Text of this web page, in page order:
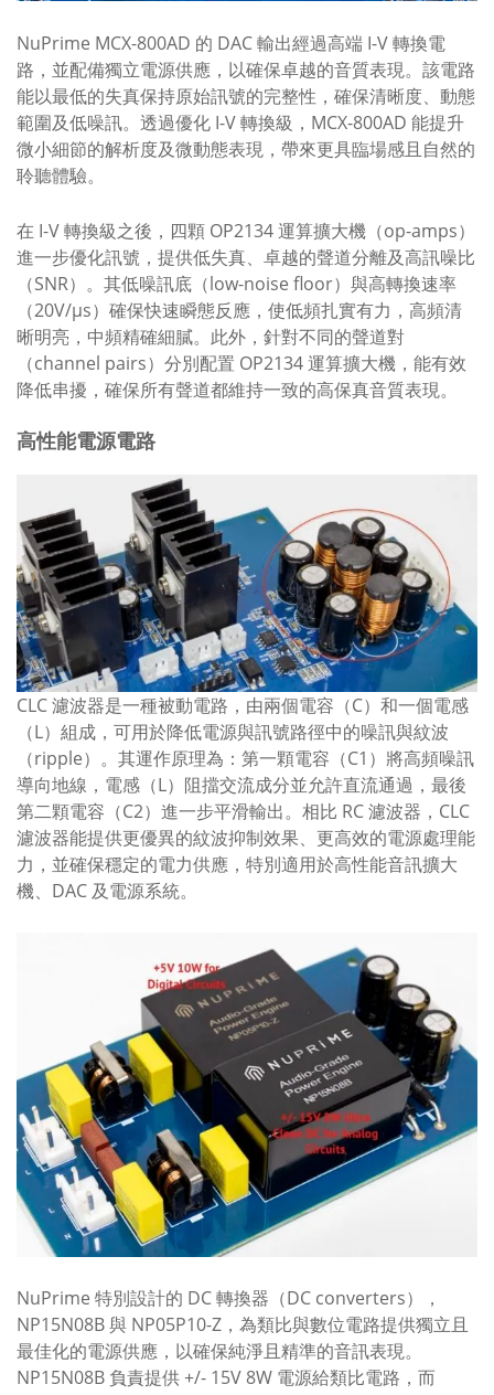
NuPrime MCX-800AD 的 DAC 輸出經過高端 I-V 轉換電
路，並配備獨立電源供應，以確保卓越的音質表現。該電路
能以最低的失真保持原始訊號的完整性，確保清晰度、動態
範圍及低噪訊。透過優化 I-V 轉換級，MCX-800AD 能提升
微小細節的解析度及微動態表現，帶來更具臨場感且自然的
聆聽體驗。
在 I-V 轉換級之後，四顆 OP2134 運算擴大機（op-amps）
進一步優化訊號，提供低失真、卓越的聲道分離及高訊噪比
（SNR）。其低噪訊底（low-noise floor）與高轉換速率
（20V/µs）確保快速瞬態反應，使低頻扎實有力，高頻清
晰明亮，中頻精確細膩。此外，針對不同的聲道對
（channel pairs）分別配置 OP2134 運算擴大機，能有效
降低串擾，確保所有聲道都維持一致的高保真音質表現。
高性能電源電路
CLC 濾波器是一種被動電路，由兩個電容（C）和一個電感
（L）組成，可用於降低電源與訊號路徑中的噪訊與紋波
（ripple）。其運作原理為：第一顆電容（C1）將高頻噪訊
導向地線，電感（L）阻擋交流成分並允許直流通過，最後
第二顆電容（C2）進一步平滑輸出。相比 RC 濾波器，CLC
濾波器能提供更優異的紋波抑制效果、更高效的電源處理能
力，並確保穩定的電力供應，特別適用於高性能音訊擴大
機、DAC 及電源系統。
NuPrime 特別設計的 DC 轉換器（DC converters），
NP15N08B 與 NP05P10-Z，為類比與數位電路提供獨立且
最佳化的電源供應，以確保純淨且精準的音訊表現。
NP15N08B 負責提供 +/- 15V 8W 電源給類比電路，而